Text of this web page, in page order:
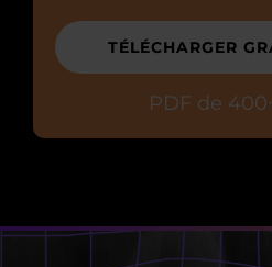
TÉLÉCHARGER
PDF de